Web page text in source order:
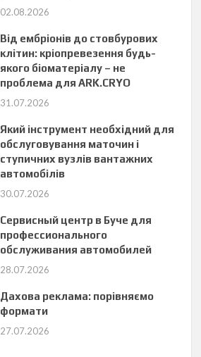
02.08.2026
Від ембріонів до стовбурових
клітин: кріопревезення будь-
якого біоматеріалу – не
проблема для ARK.CRYO
31.07.2026
Який інструмент необхідний для
обслуговування маточин і
ступичних вузлів вантажних
автомобілів
30.07.2026
Сервисный центр в Буче для
профессионального
обслуживания автомобилей
28.07.2026
Дахова реклама: порівняємо
формати
27.07.2026